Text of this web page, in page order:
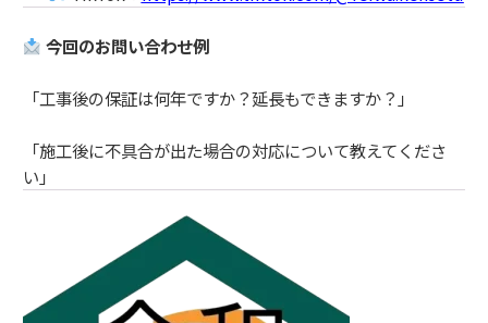
今回のお問い合わせ例
「工事後の保証は何年ですか？延長もできますか？」
「施工後に不具合が出た場合の対応について教えてくださ
い」